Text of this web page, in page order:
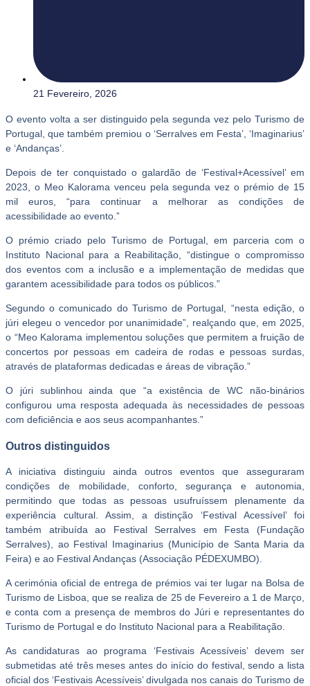
21 Fevereiro, 2026
O evento volta a ser distinguido pela segunda vez pelo Turismo de
Portugal, que também premiou o ‘Serralves em Festa’, ‘Imaginarius’
e ‘Andanças’.
Depois de ter conquistado o galardão de ‘Festival+Acessível’ em
2023, o Meo Kalorama venceu pela segunda vez o prémio de 15
mil euros, “para continuar a melhorar as condições de
acessibilidade ao evento.”
O prémio criado pelo Turismo de Portugal, em parceria com o
Instituto Nacional para a Reabilitação, “distingue o compromisso
dos eventos com a inclusão e a implementação de medidas que
garantem acessibilidade para todos os públicos.”
Segundo o comunicado do Turismo de Portugal, “nesta edição, o
júri elegeu o vencedor por unanimidade”, realçando que, em 2025,
o “Meo Kalorama implementou soluções que permitem a fruição de
concertos por pessoas em cadeira de rodas e pessoas surdas,
através de plataformas dedicadas e áreas de vibração.”
O júri sublinhou ainda que “a existência de WC não-binários
configurou uma resposta adequada às necessidades de pessoas
com deficiência e aos seus acompanhantes.”
Outros distinguidos
A iniciativa distinguiu ainda outros eventos que asseguraram
condições de mobilidade, conforto, segurança e autonomia,
permitindo que todas as pessoas usufruíssem plenamente da
experiência cultural. Assim, a distinção ‘Festival Acessível’ foi
também atribuída ao Festival Serralves em Festa (Fundação
Serralves), ao Festival Imaginarius (Município de Santa Maria da
Feira) e ao Festival Andanças (Associação PÉDEXUMBO).
A cerimónia oficial de entrega de prémios vai ter lugar na Bolsa de
Turismo de Lisboa, que se realiza de 25 de Fevereiro a 1 de Março,
e conta com a presença de membros do Júri e representantes do
Turismo de Portugal e do Instituto Nacional para a Reabilitação.
As candidaturas ao programa ‘Festivais Acessíveis’ devem ser
submetidas até três meses antes do início do festival, sendo a lista
oficial dos ‘Festivais Acessíveis’ divulgada nos canais do Turismo de